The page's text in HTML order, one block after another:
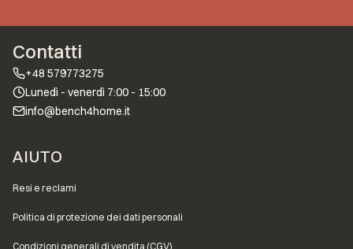
Contatti
+48 579773275
Lunedì - venerdì 7:00 - 15:00
info@bench4home.it
Menu a piè di pagina
AIUTO
Resi e reclami
Politica di protezione dei dati personali
Condizioni generali di vendita (CGV)